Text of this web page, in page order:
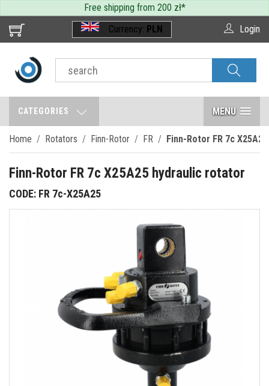
Free shipping from 200 zł*
Login
Currency: PLN
CATEGORIES MENU
Home Rotators Finn-Rotor FR Finn-Rotor FR 7c
Finn-Rotor FR 7c X25A25 hydraulic rotator
CODE: FR 7c-X25A25